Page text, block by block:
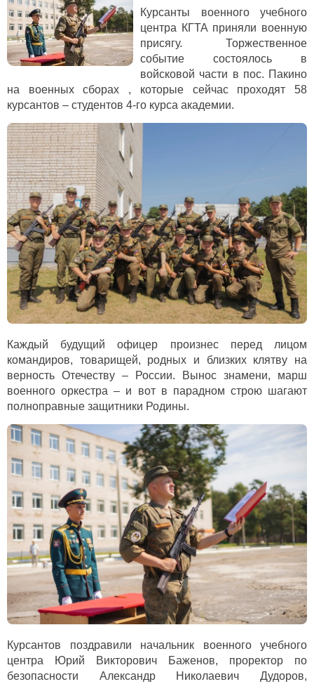
Курсанты военного учебного
центра КГТА приняли военную
присягу. Торжественное
событие состоялось в
войсковой части в пос. Пакино
на военных сборах , которые сейчас проходят 58
курсантов – студентов 4-го курса академии.
Каждый будущий офицер произнес перед лицом
командиров, товарищей, родных и близких клятву на
верность Отечеству – России.
Вынос знамени, марш
военного оркестра – и вот в парадном строю шагают
полноправные защитники Родины.
Курсантов поздравили начальник военного учебного
центра Юрий Викторович Баженов, проректор по
безопасности Александр Николаевич Дудоров,